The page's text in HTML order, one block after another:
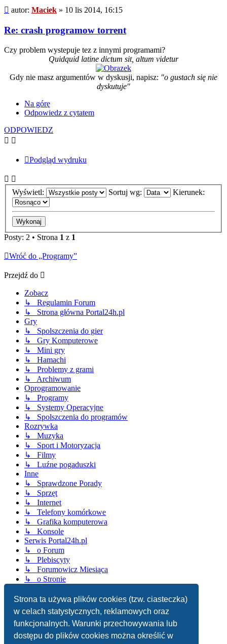
Strona ta używa plików cookies (tzw. ciasteczka)
w celach statystycznych, reklamowych oraz
funkcjonalnych. Warunki przechowywania lub
dostępu do plików cookies można określić w
Post
autor: Maciek » 10 lis 2014, 16:15
Re: crash programow torrent
Czy problem wystepuje tez z innymi programami?
Quidquid latine dictum sit, altum videtur
Gdy nie masz argumentów w dyskusji, napisz: "o gustach się nie
dyskutuje"
Na górę
Odpowiedz z cytatem
ODPOWIEDZ
Podgląd wydruku
Wyświetl: Sortuj wg: Kierunek:
Posty: 2 • Strona 1 z 1
Wróć do „Programy”
Przejdź do
Zobacz
↳ Regulamin Forum
↳ Strona główna Portal24h.pl
Gry
↳ Spolszczenia do gier
↳ Gry Komputerowe
↳ Mini gry
↳ Hamachi
↳ Problemy z grami
↳ Archiwum
Oprogramowanie
↳ Programy
↳ Systemy Operacyjne
↳ Spolszczenia do programów
Rozrywka
↳ Muzyka
↳ Sport i Motoryzacja
↳ Filmy
↳ Luźne pogaduszki
Inne
↳ Sprawdzone Porady
↳ Sprzęt
↳ Internet
↳ Telefony komórkowe
↳ Grafika komputerowa
↳ Konsole
Serwis Portal24h.pl
↳ o Forum
↳ Plebiscyty
↳ Forumowicz Miesiąca
↳ o Stronie
Strona główna
Strefa czasowaUTC+02:00
Usuń ciasteczka witryny